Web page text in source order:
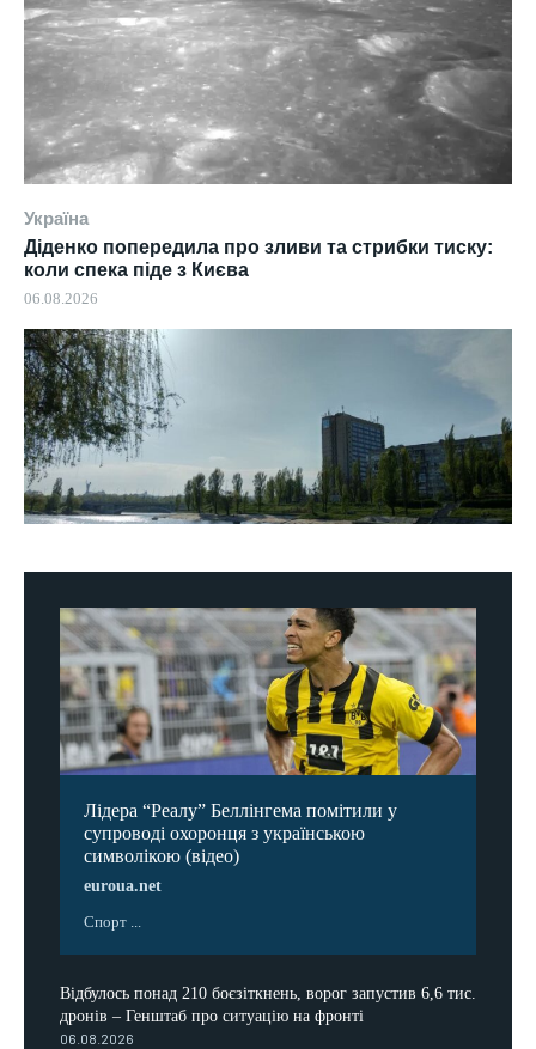
Україна
Діденко попередила про зливи та стрибки тиску:
коли спека піде з Києва
06.08.2026
Лідера “Реалу” Беллінгема помітили у
супроводі охоронця з українською
символікою (відео)
euroua.net
Спорт ...
Відбулось понад 210 боєзіткнень, ворог запустив 6,6 тис.
дронів – Генштаб про ситуацію на фронті
06.08.2026